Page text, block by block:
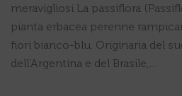
meravigliosi La passiflora
pianta erbacea perenne
fiori bianco-blu. Originaria del
dell’Argentina e del Brasile,…